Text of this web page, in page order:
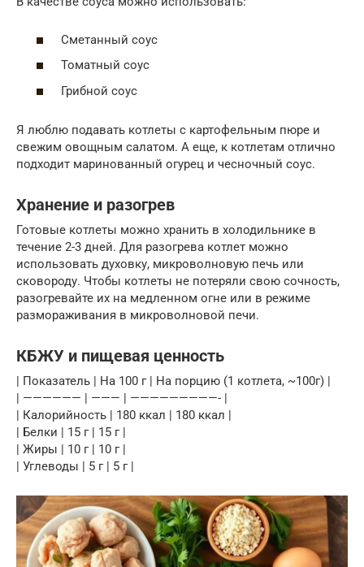
Сметанный соус
Томатный соус
Грибной соус
Я люблю подавать котлеты с картофельным пюре и
свежим овощным салатом. А еще, к котлетам отлично
подходит маринованный огурец и чесночный соус.
Хранение и разогрев
Готовые котлеты можно хранить в холодильнике в
течение 2-3 дней. Для разогрева котлет можно
использовать духовку, микроволновую печь или
сковороду. Чтобы котлеты не потеряли свою сочность,
разогревайте их на медленном огне или в режиме
размораживания в микроволновой печи.
КБЖУ и пищевая ценность
| Показатель | На 100 г | На порцию (1 котлета, ~100г) |
| —————— | ——— | —————————- |
| Калорийность | 180 ккал | 180 ккал |
| Белки | 15 г | 15 г |
| Жиры | 10 г | 10 г |
| Углеводы | 5 г | 5 г |